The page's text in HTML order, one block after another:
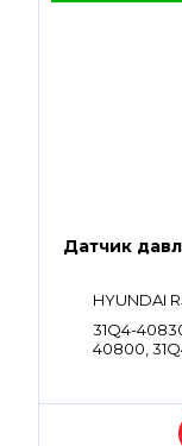
Датчик
HYUNDAI
31Q4-
40800,